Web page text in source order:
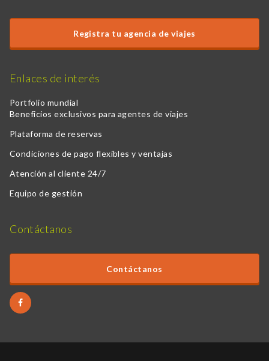
Registra tu agencia de viajes
Enlaces de interés
Portfolio mundial
Beneficios exclusivos para agentes de viajes
Plataforma de reservas
Condiciones de pago flexibles y ventajas
Atención al cliente 24/7
Equipo de gestión
Contáctanos
Contáctanos